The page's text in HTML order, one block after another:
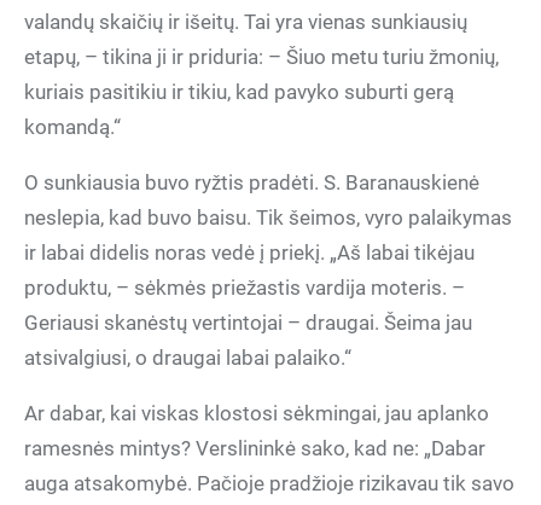
valandų skaičių ir išeitų. Tai yra vienas sunkiausių
etapų, – tikina ji ir priduria: – Šiuo metu turiu žmonių,
kuriais pasitikiu ir tikiu, kad pavyko suburti gerą
komandą.“
O sunkiausia buvo ryžtis pradėti. S. Baranauskienė
neslepia, kad buvo baisu. Tik šeimos, vyro palaikymas
ir labai didelis noras vedė į priekį. „Aš labai tikėjau
produktu, – sėkmės priežastis vardija moteris. –
Geriausi skanėstų vertintojai – draugai. Šeima jau
atsivalgiusi, o draugai labai palaiko.“
Ar dabar, kai viskas klostosi sėkmingai, jau aplanko
ramesnės mintys? Verslininkė sako, kad ne: „Dabar
auga atsakomybė. Pačioje pradžioje rizikavau tik savo